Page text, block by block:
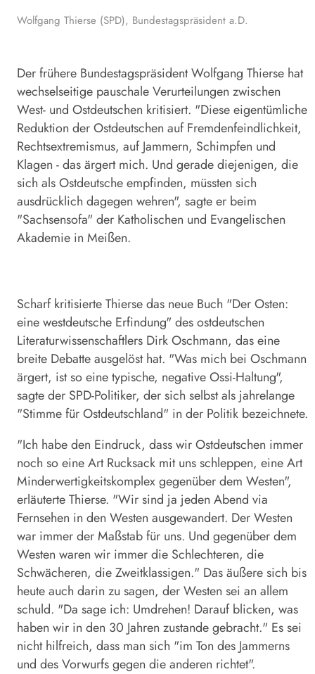
Wolfgang Thierse (SPD), Bundestagspräsident a.D.
Der frühere Bundestagspräsident Wolfgang Thierse hat
wechselseitige pauschale Verurteilungen zwischen
West- und Ostdeutschen kritisiert. "Diese eigentümliche
Reduktion der Ostdeutschen auf Fremdenfeindlichkeit,
Rechtsextremismus, auf Jammern, Schimpfen und
Klagen - das ärgert mich. Und gerade diejenigen, die
sich als Ostdeutsche empfinden, müssten sich
ausdrücklich dagegen wehren", sagte er beim
"Sachsensofa" der Katholischen und Evangelischen
Akademie in Meißen.
Scharf kritisierte Thierse das neue Buch "Der Osten:
eine westdeutsche Erfindung" des ostdeutschen
Literaturwissenschaftlers Dirk Oschmann, das eine
breite Debatte ausgelöst hat. "Was mich bei Oschmann
ärgert, ist so eine typische, negative Ossi-Haltung",
sagte der SPD-Politiker, der sich selbst als jahrelange
"Stimme für Ostdeutschland" in der Politik bezeichnete.
"Ich habe den Eindruck, dass wir Ostdeutschen immer
noch so eine Art Rucksack mit uns schleppen, eine Art
Minderwertigkeitskomplex gegenüber dem Westen",
erläuterte Thierse. "Wir sind ja jeden Abend via
Fernsehen in den Westen ausgewandert. Der Westen
war immer der Maßstab für uns. Und gegenüber dem
Westen waren wir immer die Schlechteren, die
Schwächeren, die Zweitklassigen." Das äußere sich bis
heute auch darin zu sagen, der Westen sei an allem
schuld. "Da sage ich: Umdrehen! Darauf blicken, was
haben wir in den 30 Jahren zustande gebracht." Es sei
nicht hilfreich, dass man sich "im Ton des Jammerns
und des Vorwurfs gegen die anderen richtet".